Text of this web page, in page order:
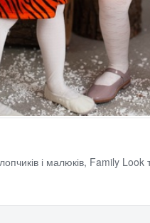
і малюків, Family